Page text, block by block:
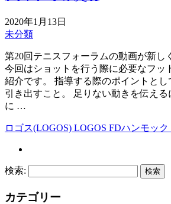
2020年1月13日
未分類
第20回テニスフォーラムの動画が新し
今回はショットを行う際に必要なフッ
紹介です。 指導する際のポイントと
引き出すこと。 足りない動きを伝え
に …
ロゴス(LOGOS) LOGOS FDハンモック
検索:
カテゴリー